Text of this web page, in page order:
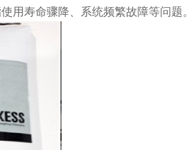
用寿命骤降、系统频繁故障等问题。